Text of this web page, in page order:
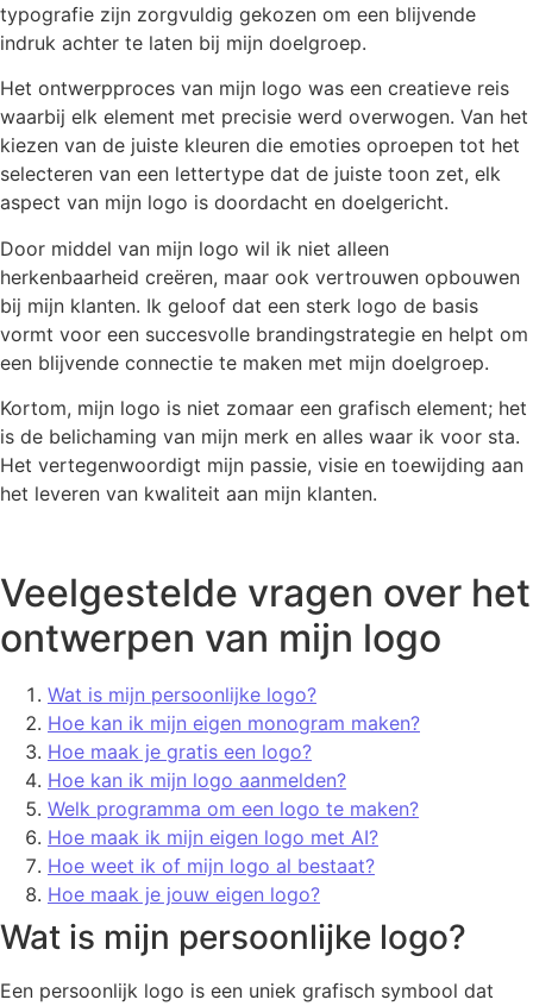
typografie zijn zorgvuldig gekozen om een blijvende
indruk achter te laten bij mijn doelgroep.
Het ontwerpproces van mijn logo was een creatieve reis
waarbij elk element met precisie werd overwogen. Van het
kiezen van de juiste kleuren die emoties oproepen tot het
selecteren van een lettertype dat de juiste toon zet, elk
aspect van mijn logo is doordacht en doelgericht.
Door middel van mijn logo wil ik niet alleen
herkenbaarheid creëren, maar ook vertrouwen opbouwen
bij mijn klanten. Ik geloof dat een sterk logo de basis
vormt voor een succesvolle brandingstrategie en helpt om
een blijvende connectie te maken met mijn doelgroep.
Kortom, mijn logo is niet zomaar een grafisch element; het
is de belichaming van mijn merk en alles waar ik voor sta.
Het vertegenwoordigt mijn passie, visie en toewijding aan
het leveren van kwaliteit aan mijn klanten.
Veelgestelde vragen over het
ontwerpen van mijn logo
Wat is mijn persoonlijke logo?
Hoe kan ik mijn eigen monogram maken?
Hoe maak je gratis een logo?
Hoe kan ik mijn logo aanmelden?
Welk programma om een logo te maken?
Hoe maak ik mijn eigen logo met AI?
Hoe weet ik of mijn logo al bestaat?
Hoe maak je jouw eigen logo?
Wat is mijn persoonlijke logo?
Een persoonlijk logo is een uniek grafisch symbool dat